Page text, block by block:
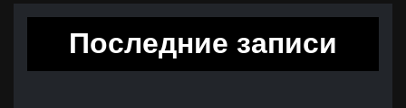
Последние записи